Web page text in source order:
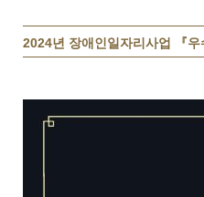
2024년 장애인일자리사업 『